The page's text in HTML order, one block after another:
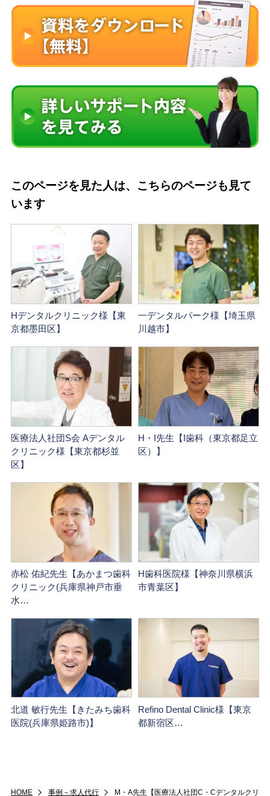
このページを見た人は、こちらのページも見て
います
Hデンタルクリニック様【東
京都墨田区】
一デンタルパーク様【埼玉県
川越市】
医療法人社団S会 Aデンタル
クリニック様【東京都杉並
区】
H・I先生【I歯科（東京都足立
区）】
赤松 佑紀先生【あかまつ歯科
クリニック(兵庫県神戸市垂
水…
H歯科医院様【神奈川県横浜
市青葉区】
北道 敏行先生【きたみち歯科
医院(兵庫県姫路市)】
Refino Dental Clinic様【東京
都新宿区…
HOME 事例－求人代行 M・A先生【医療法人社団C・Cデンタルクリ